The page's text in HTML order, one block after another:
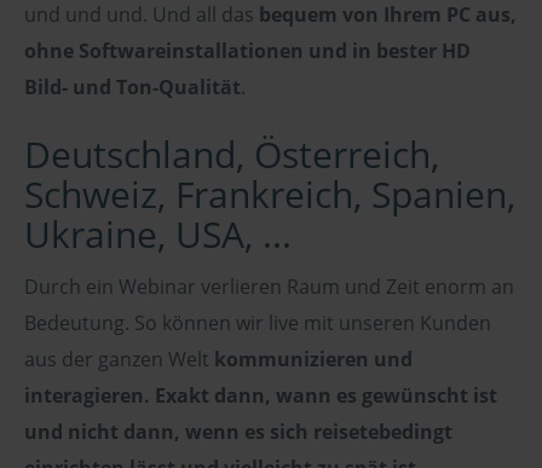
und und und. Und all das bequem von Ihrem PC aus,
ohne Softwareinstallationen und in bester HD
Bild- und Ton-Qualität.
Deutschland, Österreich,
Schweiz, Frankreich, Spanien,
Ukraine, USA, ...
Durch ein Webinar verlieren Raum und Zeit enorm an
Bedeutung. So können wir live mit unseren Kunden
aus der ganzen Welt kommunizieren und
interagieren. Exakt dann, wann es gewünscht ist
und nicht dann, wenn es sich reisetebedingt